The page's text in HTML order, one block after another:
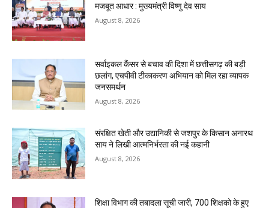
मजबूत आधार : मुख्यमंत्री विष्णु देव साय
August 8, 2026
सर्वाइकल कैंसर से बचाव की दिशा में छत्तीसगढ़ की बड़ी
छलांग, एचपीवी टीकाकरण अभियान को मिल रहा व्यापक
जनसमर्थन
August 8, 2026
संरक्षित खेती और उद्यानिकी से जशपुर के किसान अनारथ
साय ने लिखी आत्मनिर्भरता की नई कहानी
August 8, 2026
शिक्षा विभाग की तबादला सूची जारी, 700 शिक्षको के हुए